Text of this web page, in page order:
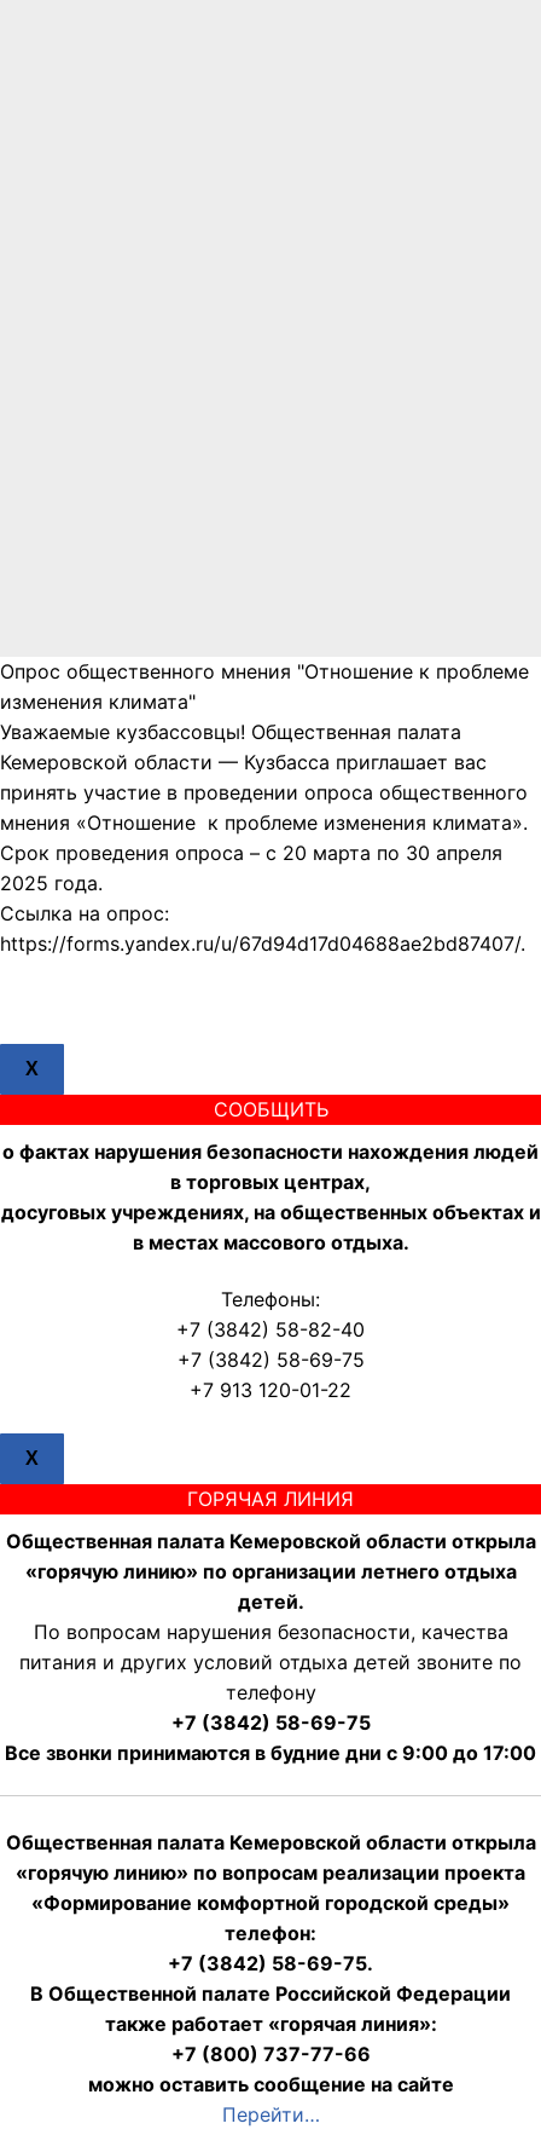
Опрос общественного мнения "Отношение к проблеме
изменения климата"
Уважаемые кузбассовцы! Общественная палата
Кемеровской области — Кузбасса приглашает вас
принять участие в проведении опроса общественного
мнения «Отношение к проблеме изменения климата».
Срок проведения опроса – с 20 марта по 30 апреля
2025 года.
Ссылка на опрос:
https://forms.yandex.ru/u/67d94d17d04688ae2bd87407/.
X
СООБЩИТЬ
о фактах нарушения безопасности нахождения людей
в торговых центрах,
досуговых учреждениях, на общественных объектах и
в местах массового отдыха.
Телефоны:
+7 (3842) 58-82-40
+7 (3842) 58-69-75
+7 913 120-01-22
X
ГОРЯЧАЯ ЛИНИЯ
Общественная палата Кемеровской области открыла
«горячую линию» по организации летнего отдыха
детей.
По вопросам нарушения безопасности, качества
питания и других условий отдыха детей звоните по
телефону
+7 (3842) 58-69-75
Все звонки принимаются в будние дни с 9:00 до 17:00
Общественная палата Кемеровской области открыла
«горячую линию» по вопросам реализации проекта
«Формирование комфортной городской среды»
телефон:
+7 (3842) 58-69-75.
В Общественной палате Российской Федерации
также работает «горячая линия»:
+7 (800) 737-77-66
можно оставить сообщение на сайте
Перейти…